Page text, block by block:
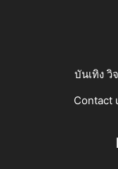
บันเทิง
Contact